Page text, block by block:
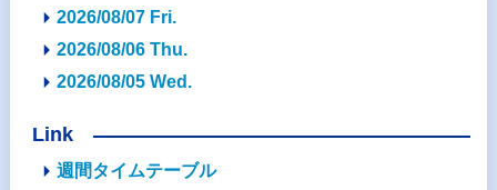
2026/08/07 Fri.
2026/08/06 Thu.
2026/08/05 Wed.
Link
週間タイムテーブル